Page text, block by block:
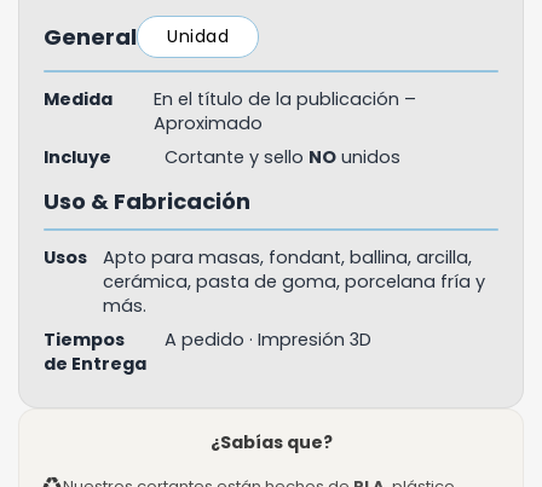
General Unidad
Medida
En el título de la publicación –
Aproximado
Incluye
Cortante y sello NO unidos
Uso & Fabricación
Usos
Apto para masas, fondant, ballina, arcilla,
cerámica, pasta de goma, porcelana fría y
más.
Tiempos
de Entrega
A pedido · Impresión 3D
¿Sabías que?